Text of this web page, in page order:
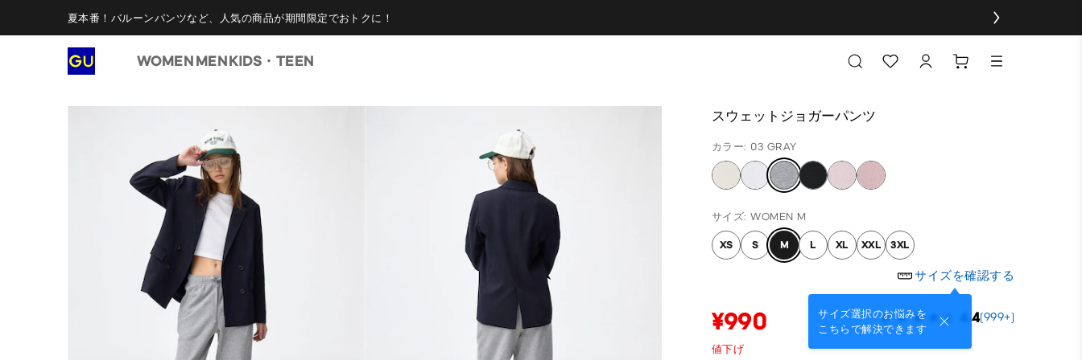
夏本番！バルーンパンツなど、人気の商品が期間限定でおトクに！
WOMEN MENKIDS・TEEN
スウェットジョガーパンツ
カラー: 03 GRAY
サイズ: WOMEN M
XS S M L XL XXL 3XL
サイズを確認する
サイズ選択のお悩みを
こちらで解決できます
¥990 4.4(999+)
値下げ